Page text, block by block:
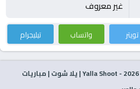
غير معروف
تويتر واتساب تيليجرام
2026
- Yalla Shoot | يلا شوت | مباريات